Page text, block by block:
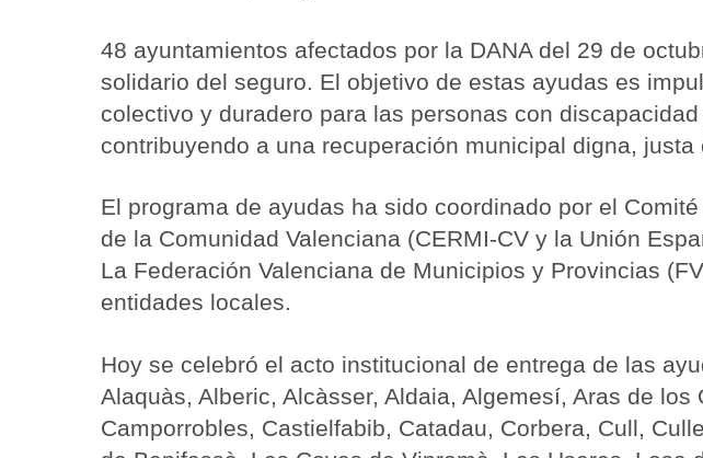
48 ayuntamientos afectados por la DANA del 29 de
solidario del seguro. El objetivo de estas ayudas es
colectivo y duradero para las personas con
contribuyendo a una recuperación municipal digna, justa
El programa de ayudas ha sido coordinado por el
de la Comunidad Valenciana (CERMI-CV y la Unión
La Federación Valenciana de Municipios y Provincias
entidades locales.
Hoy se celebró el acto institucional de entrega de las
Alaquàs, Alberic, Alcàsser, Aldaia, Algemesí, Aras de
Camporrobles, Castielfabib, Catadau, Corbera, Cull,